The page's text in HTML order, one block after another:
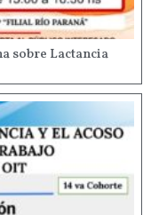
sobre Lactancia